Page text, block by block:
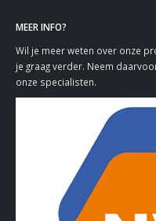
MEER INFO?
Wil je meer weten over onze
je graag verder. Neem
onze specialisten.